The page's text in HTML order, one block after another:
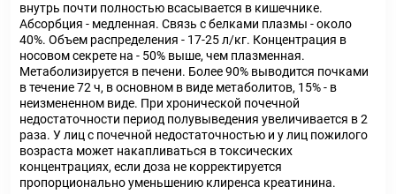
внутрь почти полностью всасывается в кишечнике.
Абсорбция - медленная. Связь с белками плазмы - около
40%. Объем распределения - 17-25 л/кг. Концентрация в
носовом секрете на - 50% выше, чем плазменная.
Метаболизируется в печени. Более 90% выводится почками
в течение 72 ч, в основном в виде метаболитов, 15% - в
неизмененном виде. При хронической почечной
недостаточности период полувыведения увеличивается в 2
раза. У лиц с почечной недостаточностью и у лиц пожилого
возраста может накапливаться в токсических
концентрациях, если доза не корректируется
пропорционально уменьшению клиренса креатинина.